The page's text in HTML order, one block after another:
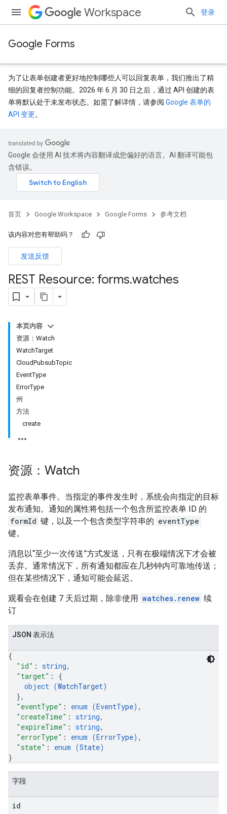
Workspace 登录
Google Forms
为了让表单创建者更好地控制哪些人可以回复表单，我们推出了精
细的回复者控制功能。2026 年 6 月 30 日之后，通过 API 创建的表
单将默认处于未发布状态。如需了解详情，请参阅 Google 表单的
API 变更。
Google 会使用 AI 技术将内容翻译成您偏好的语言。AI 翻译可能包
含错误。
首页 Google Workspace Google Forms 参考文档
该内容对您有帮助吗？
发送反馈
REST Resource: forms.watches
本页内容
资源：Watch
WatchTarget
CloudPubsubTopic
EventType
ErrorType
州
方法
create
资源：Watch
监控表单事件。当指定的事件发生时，系统会向指定的目标
发布通知。通知的属性将包括一个包含所监控表单 ID 的
formId 键，以及一个包含类型字符串的 eventType
键。
消息以“至少一次传送”方式发送，只有在极端情况下才会被
丢弃。通常情况下，所有通知都应在几秒钟内可靠地传送；
但在某些情况下，通知可能会延迟。
观看会在创建 7 天后过期，除非使用 watches.renew 续
订
JSON 表示法
{
"id" : string,
"target" : {
object (WatchTarget)
},
"eventType" : enum (EventType) ,
"createTime" : string,
"expireTime" : string,
"errorType" : enum (ErrorType) ,
"state" : enum (State)
}
字段
id